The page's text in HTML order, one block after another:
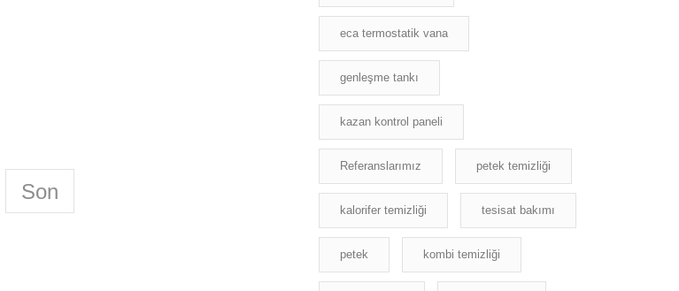
Son
eca termostatik vana
genleşme tankı
kazan kontrol paneli
Referanslarımız petek temizliği
kalorifer temizliği tesisat bakımı
petek kombi temizliği